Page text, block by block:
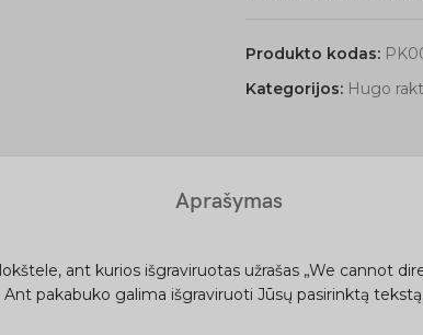
Produkto kodas:
Kategorijos: Hugo
Aprašymas
ant kurios išgraviruotas užrašas „We cannot
pakabuko galima išgraviruoti Jūsų pasirinktą